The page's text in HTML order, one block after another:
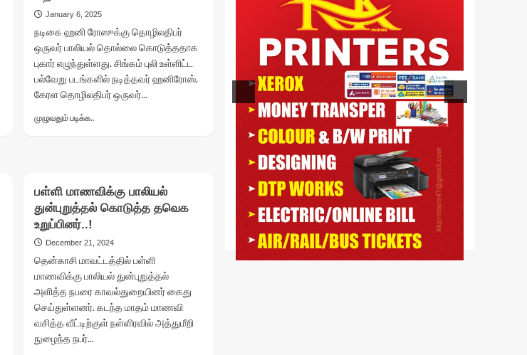
January 6, 2025
நடிகை ஹனி ரோஸுக்கு தொழிலதிபர்
ஒருவர் பாலியல் தொல்லை கொடுத்ததாக
புகார் எழுந்துள்ளது. சிங்கம் புலி உள்ளிட்ட
பல்வேறு படங்களில் நடித்தவர் ஹனிரோஸ்.
கேரள தொழிலதிபர் ஒருவர்...
முழுவதும் படிக்க..
ரோஸுக்கு
பாலியல்
தொல்லை..!
பள்ளி மாணவிக்கு பாலியல்
துன்புறுத்தல் கொடுத்த தவெக
உறுப்பினர்..!
December 21, 2024
தென்காசி மாவட்டத்தில் பள்ளி
மாணவிக்கு பாலியல் துன்புறுத்தல்
அளித்த நபரை காவல்துறையினர் கைது
செய்துள்ளனர். கடந்த மாதம் மாணவி
வசித்த வீட்டிற்குள் நள்ளிரவில் அத்துமீறி
நுழைந்த நபர்...